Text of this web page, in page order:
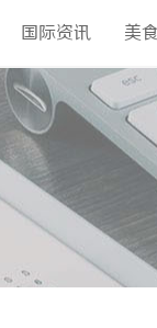
国际资讯 美